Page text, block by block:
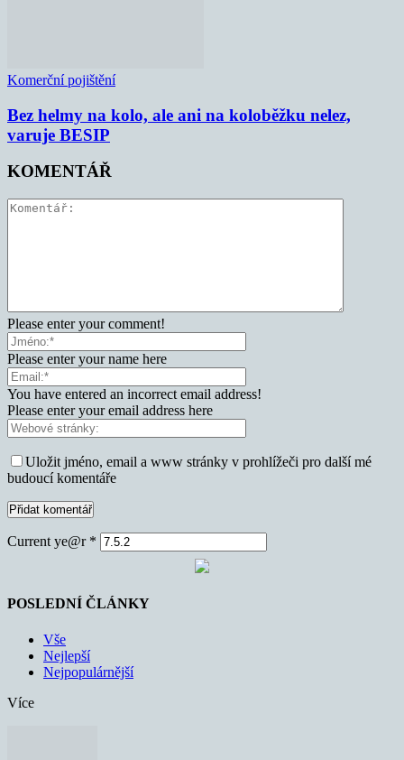
Komerční pojištění
Bez helmy na kolo, ale ani na koloběžku nelez,
varuje BESIP
KOMENTÁŘ
Please enter your comment!
Please enter your name here
You have entered an incorrect email address!
Please enter your email address here
Uložit jméno, email a www stránky v prohlížeči pro další mé
budoucí komentáře
Current ye@r *
POSLEDNÍ ČLÁNKY
Vše
Nejlepší
Nejpopulárnější
Více